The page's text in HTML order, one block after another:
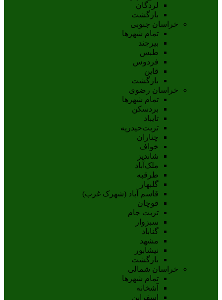
لردگان
بازگشت
خراسان جنوبی
تمام شهر‌ها
بيرجند
طبس
فردوس
قاين
بازگشت
خراسان رضوی
تمام شهر‌ها
بردسکن
تایباد
تربت‌حیدریه
چناران
خواف
شاندیز
ملک‌آباد
طرقبه
گلبهار
قاسم آباد (شهرک غرب)
قوچان
تربت جام
سبزوار
گناباد
مشهد
نيشابور
بازگشت
خراسان شمالی
تمام شهر‌ها
آشخانه
اسفراين